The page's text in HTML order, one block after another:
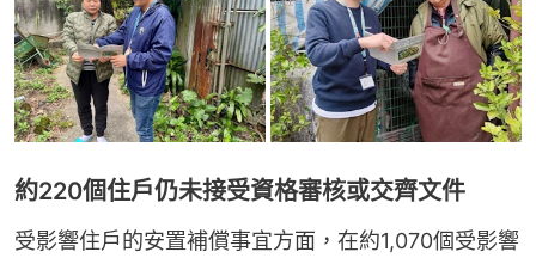
約220個住戶仍未接受資格審核或交齊文件
受影響住戶的安置補償事宜方面，在約1,070個受影響